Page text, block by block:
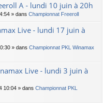
A - lundi 10 juin à 20h
» dans Championnat Freeroll
Live - lundi 17 juin à
» dans Championnat PKL Winamax
Live - lundi 3 juin à
10:04 » dans Championnat PKL